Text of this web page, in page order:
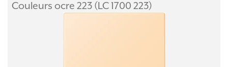
Couleurs ocre 223 (LC 1700 223)